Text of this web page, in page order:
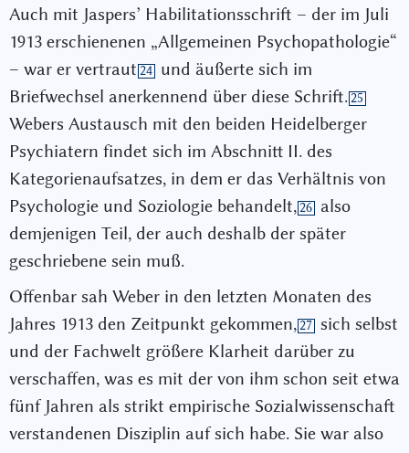
Auch mit Jaspers’ Habilitationsschrift – der im Juli
1913 erschienenen „Allgemeinen Psychopathologie“
– war er vertraut 24 und äußerte sich im
Briefwechsel anerkennend über diese Schrift.25
Webers Austausch mit den beiden Heidelberger
Psychiatern findet sich im Abschnitt II. des
Kategorienaufsatzes, in dem er das Verhältnis von
Psychologie und Soziologie behandelt,26 also
demjenigen Teil, der auch deshalb der später
geschriebene sein muß.
Offenbar sah Weber in den letzten Monaten des
Jahres 1913 den Zeitpunkt gekommen,27 sich selbst
und der Fachwelt größere Klarheit darüber zu
verschaffen, was es mit der von ihm schon seit etwa
fünf Jahren als strikt empirische Sozialwissenschaft
verstandenen Disziplin auf sich habe. Sie war also